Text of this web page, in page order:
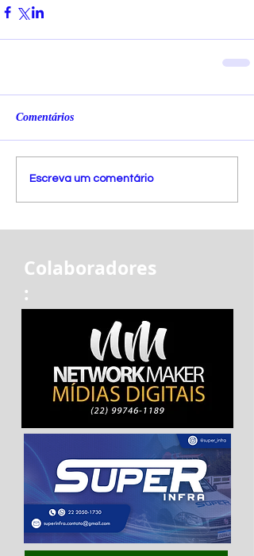
Comentários
Escreva um comentário
Colaboradores
: